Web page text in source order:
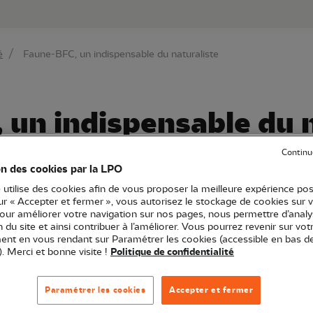
Aller à la
Faune-BFC, un indispensable du naturaliste
un indispensable du
Franche-Comté Conférence 21 - Côte-d'Or
avec le Groupe naturaliste universitaire de
dans un carnet, un disque-dur ou un coin de
valoriser ? Venez découvrir la nouvelle base
des cookies par la LPO
utilise des cookies afin de vous proposer la meilleure expérience
« Accepter et fermer », vous autorisez le stockage de cookies sur
améliorer votre navigation sur nos pages, nous permettre
du site et ainsi contribuer à l’améliorer. Vous pourrez revenir sur
en vous rendant sur Paramétrer les cookies (accessible en bas
Merci et bonne visite ! Politique de confidentialité
Accepter et fermer
Paramétrer les cookies